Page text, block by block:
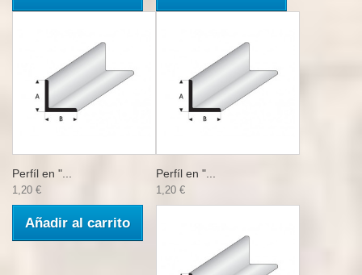
Perfíl en "...
1,20 €
Añadir al carrito
Perfíl en "...
1,20 €